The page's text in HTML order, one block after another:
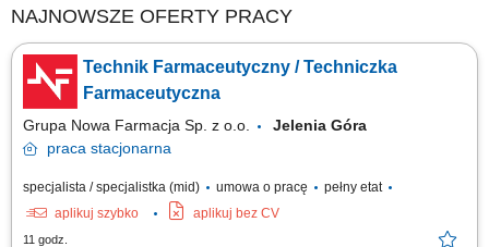
NAJNOWSZE OFERTY PRACY
Technik Farmaceutyczny / Techniczka
Farmaceutyczna
Grupa Nowa Farmacja Sp. z o.o.
Jelenia Góra
praca stacjonarna
specjalista / specjalistka (mid) umowa o pracę
pełny etat
aplikuj szybko
aplikuj bez CV
11 godz.